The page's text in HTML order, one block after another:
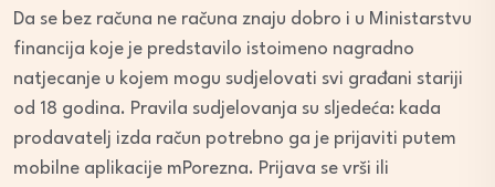
Da se bez računa ne računa znaju dobro i u Ministarstvu
financija koje je predstavilo istoimeno nagradno
natjecanje u kojem mogu sudjelovati svi građani stariji
od 18 godina. Pravila sudjelovanja su sljedeća: kada
prodavatelj izda račun potrebno ga je prijaviti putem
mobilne aplikacije mPorezna. Prijava se vrši ili